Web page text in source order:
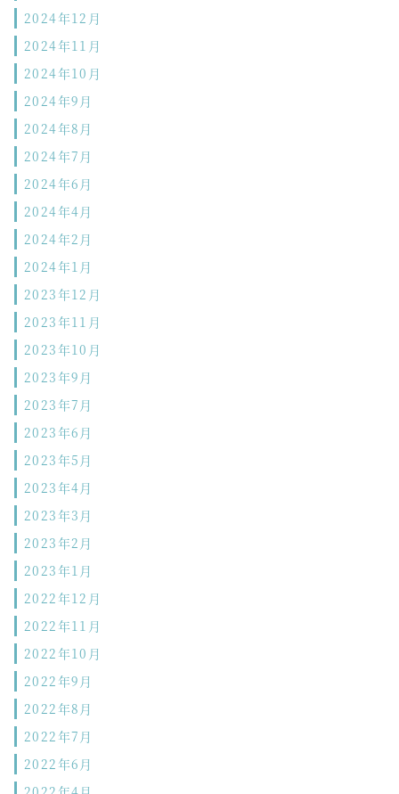
2024年12月
2024年11月
2024年10月
2024年9月
2024年8月
2024年7月
2024年6月
2024年4月
2024年2月
2024年1月
2023年12月
2023年11月
2023年10月
2023年9月
2023年7月
2023年6月
2023年5月
2023年4月
2023年3月
2023年2月
2023年1月
2022年12月
2022年11月
2022年10月
2022年9月
2022年8月
2022年7月
2022年6月